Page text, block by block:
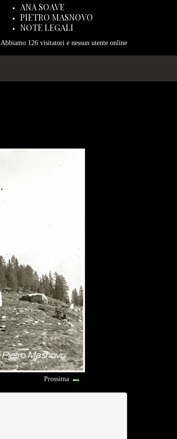
ANA SOAVE
PIETRO MASNOVO
NOTE LEGALI
Abbiamo 126 visitatori e nessun utente online
Prossima